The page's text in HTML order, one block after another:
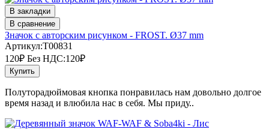
В закладки
В сравнение
Значок с авторским рисунком - FROST. Ø37 mm
Артикул:T00831
120₽ Без НДС:120₽
Купить
Полуторадюймовая кнопка понравилась нам довольно долгое
время назад и влюбила нас в себя. Мы приду..